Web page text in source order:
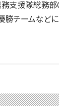
援隊総務部C
チームなど